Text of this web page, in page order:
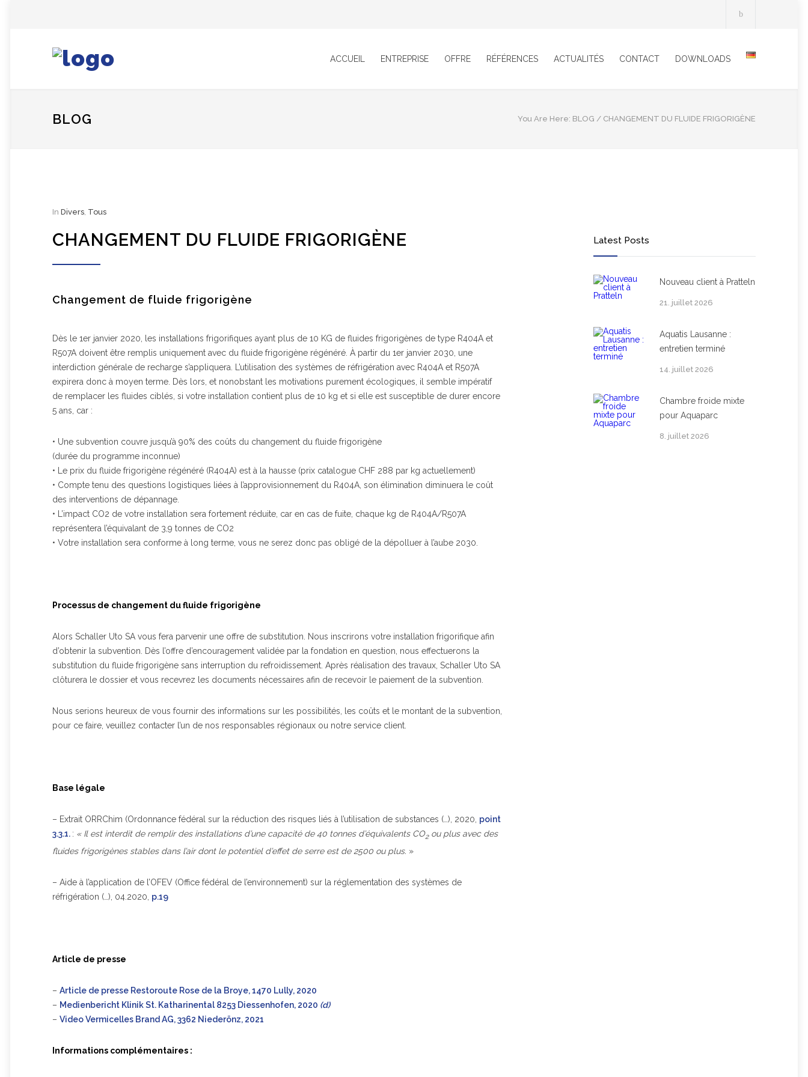
ACCUEIL ENTREPRISE OFFRE RÉFÉRENCES ACTUALITÉS CONTACT DOWNLOADS
BLOG You Are Here: BLOG / CHANGEMENT DU FLUIDE FRIGORIGÈNE
In Divers, Tous
CHANGEMENT DU FLUIDE FRIGORIGÈNE
Changement de fluide frigorigène
Dès le 1er janvier 2020, les installations frigorifiques ayant plus de 10 KG de fluides frigorigènes de type R404A et
R507A doivent être remplis uniquement avec du fluide frigorigène régénéré. À partir du 1er janvier 2030, une
interdiction générale de recharge s’appliquera. L’utilisation des systèmes de réfrigération avec R404A et R507A
expirera donc à moyen terme. Dès lors, et nonobstant les motivations purement écologiques, il semble impératif
de remplacer les fluides ciblés, si votre installation contient plus de 10 kg et si elle est susceptible de durer encore
5 ans, car :
• Une subvention couvre jusqu’à 90% des coûts du changement du fluide frigorigène
(durée du programme inconnue)
• Le prix du fluide frigorigène régénéré (R404A) est à la hausse (prix catalogue CHF 288 par kg actuellement)
• Compte tenu des questions logistiques liées à l’approvisionnement du R404A, son élimination diminuera le coût
des interventions de dépannage.
• L’impact CO2 de votre installation sera fortement réduite, car en cas de fuite, chaque kg de R404A/R507A
représentera l’équivalant de 3,9 tonnes de CO2
• Votre installation sera conforme à long terme, vous ne serez donc pas obligé de la dépolluer à l’aube 2030.
Processus de changement du fluide frigorigène
Alors Schaller Uto SA vous fera parvenir une offre de substitution. Nous inscrirons votre installation frigorifique afin
d’obtenir la subvention. Dès l’offre d’encouragement validée par la fondation en question, nous effectuerons la
substitution du fluide frigorigène sans interruption du refroidissement. Après réalisation des travaux, Schaller Uto SA
clôturera le dossier et vous recevrez les documents nécessaires afin de recevoir le paiement de la subvention.
Nous serions heureux de vous fournir des informations sur les possibilités, les coûts et le montant de la subvention,
pour ce faire, veuillez contacter l’un de nos responsables régionaux ou notre service client.
Base légale
– Extrait ORRChim (Ordonnance fédéral sur la réduction des risques liés à l’utilisation de substances (…), 2020, point
3.3.1. : « Il est interdit de remplir des installations d’une capacité de 40 tonnes d’équivalents CO2ou plus avec des
fluides frigorigènes stables dans l’air dont le potentiel d’effet de serre est de 2500 ou plus. »
– Aide à l’application de l’OFEV (Office fédéral de l’environnement) sur la réglementation des systèmes de
réfrigération (…), 04.2020, p.19
Article de presse
– Article de presse Restoroute Rose de la Broye, 1470 Lully, 2020
– Medienbericht Klinik St. Katharinental 8253 Diessenhofen, 2020 (d)
– Video Vermicelles Brand AG, 3362 Niederönz, 2021
Informations complémentaires :
Latest Posts
Nouveau client à Pratteln
21. juillet 2026
Aquatis Lausanne :
entretien terminé
14. juillet 2026
Chambre froide mixte
pour Aquaparc
8. juillet 2026